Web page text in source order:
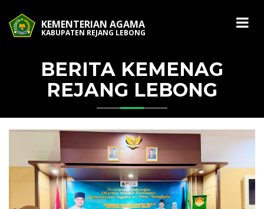
KEMENTERIAN AGAMA
KABUPATEN REJANG LEBONG
BERITA KEMENAG
REJANG LEBONG